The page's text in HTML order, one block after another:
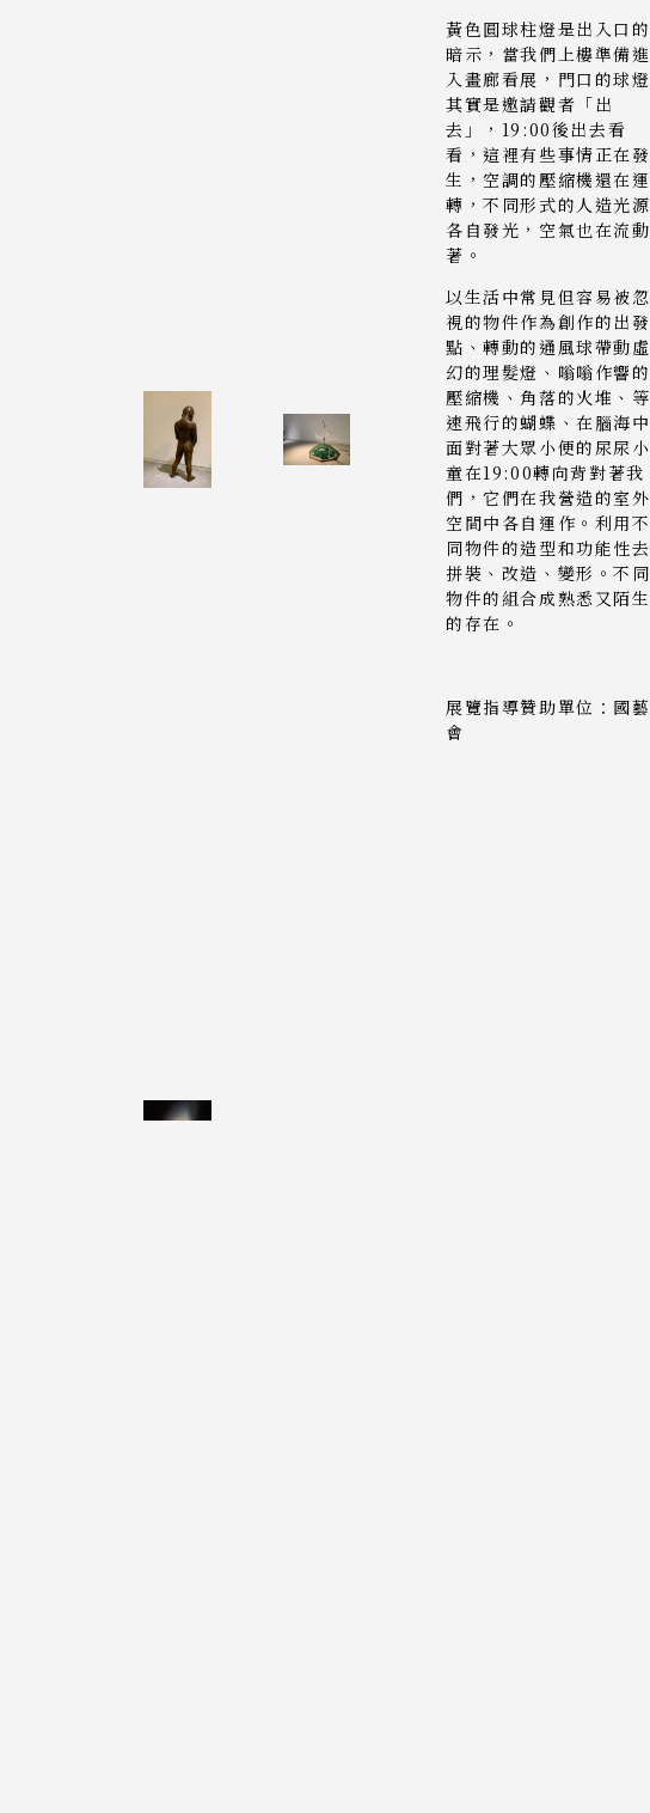
黃色圓球柱燈是出入口的
暗示，當我們上樓準備進
入畫廊看展，門口的球燈
其實是邀請觀者「出
去」，19:00後出去看
看，這裡有些事情正在發
生，空調的壓縮機還在運
轉，不同形式的人造光源
各自發光，空氣也在流動
著。
以生活中常見但容易被忽
視的物件作為創作的出發
點、轉動的通風球帶動虛
幻的理髮燈、嗡嗡作響的
壓縮機、角落的火堆、等
速飛行的蝴蝶、在腦海中
面對著大眾小便的尿尿小
童在19:00轉向背對著我
們，它們在我營造的室外
空間中各自運作。利用不
同物件的造型和功能性去
拼裝、改造、變形。不同
物件的組合成熟悉又陌生
的存在。
展覽指導贊助單位：國藝
會